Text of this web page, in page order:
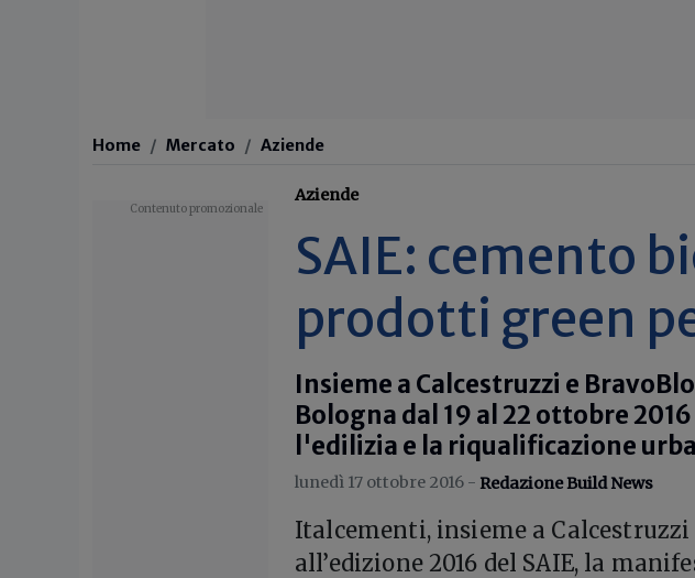
Home Mercato Aziende
Aziende
SAIE: cemento
prodotti green
Insieme a Calcestruzzi e
Bologna dal 19 al 22 ottobre
l'edilizia e la riqualificazione
lunedì 17 ottobre 2016 - Redazione Build News
Italcementi, insieme a Calcestruzzi
all’edizione 2016 del SAIE, la